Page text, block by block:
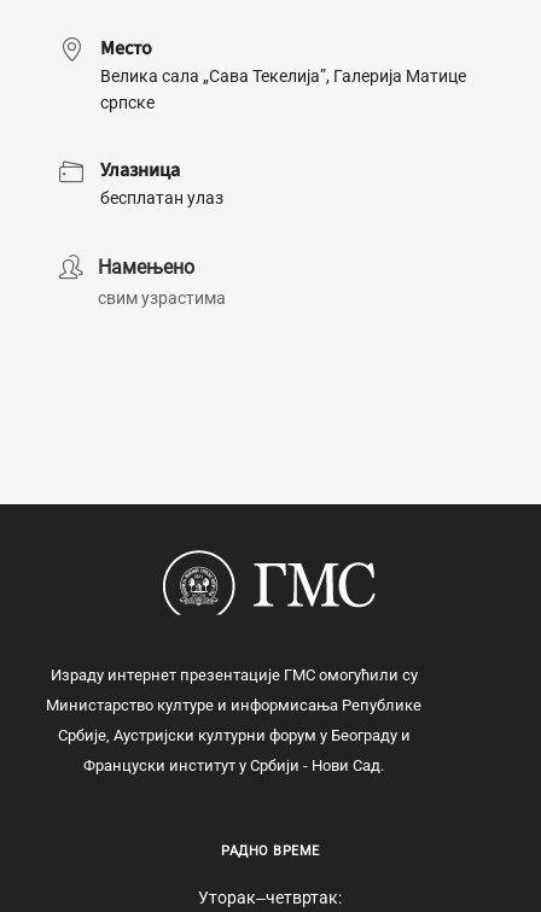
Место
Велика сала „Сава Текелија”, Галерија Матице
српске
Улазница
бесплатан улаз
Намењено
свим узрастима
Израду интернет презентације ГМС омогућили су
Министарство културе и информисања Републике
Србије, Аустријски културни форум у Београду и
Француски институт у Србији - Нови Сад.
РАДНО ВРЕМЕ
Уторак‒четвртак: